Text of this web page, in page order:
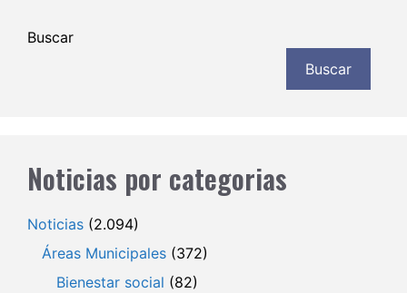
Buscar
Buscar
Noticias por categorias
Noticias (2.094)
Áreas Municipales (372)
Bienestar social (82)